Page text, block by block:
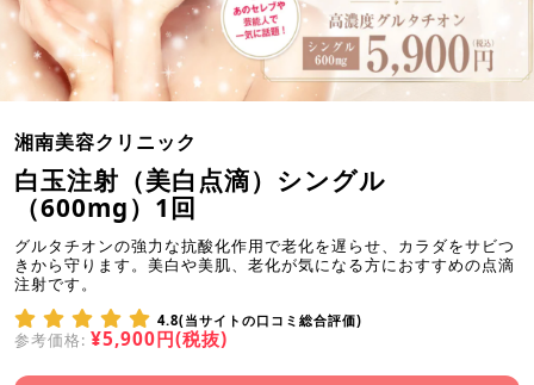
湘南美容クリニック
白玉注射（美白点滴）シングル
（600mg）1回
グルタチオンの強力な抗酸化作用で老化を遅らせ、カラダをサビつ
きから守ります。美白や美肌、老化が気になる方におすすめの点滴
注射です。
4.8(当サイトの口コミ総合評価)
参考価格: ¥5,900円(税抜)